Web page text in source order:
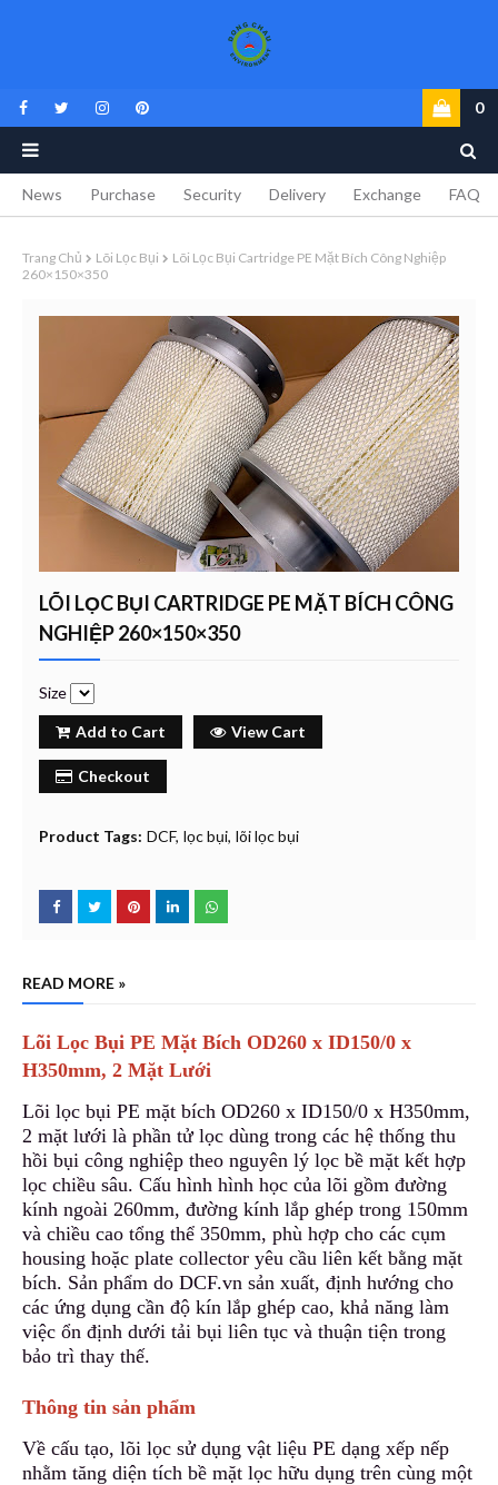
0
News Purchase Security Delivery Exchange FAQ
Trang Chủ Lõi Lọc Bụi
Lõi Lọc Bụi Cartridge PE Mặt Bích Công Nghiệp
260×150×350
LÕI LỌC BỤI CARTRIDGE PE MẶT BÍCH CÔNG
NGHIỆP 260×150×350
Size
Add to Cart View Cart
Checkout
Product Tags: DCF lọc bụi lõi lọc bụi
READ MORE »
Lõi Lọc Bụi PE Mặt Bích OD260 x ID150/0 x
H350mm, 2 Mặt Lưới
Lõi lọc bụi PE mặt bích OD260 x ID150/0 x H350mm,
2 mặt lưới là phần tử lọc dùng trong các hệ thống thu
hồi bụi công nghiệp theo nguyên lý lọc bề mặt kết hợp
lọc chiều sâu. Cấu hình hình học của lõi gồm đường
kính ngoài 260mm, đường kính lắp ghép trong 150mm
và chiều cao tổng thể 350mm, phù hợp cho các cụm
housing hoặc plate collector yêu cầu liên kết bằng mặt
bích. Sản phẩm do DCF.vn sản xuất, định hướng cho
các ứng dụng cần độ kín lắp ghép cao, khả năng làm
việc ổn định dưới tải bụi liên tục và thuận tiện trong
bảo trì thay thế.
Thông tin sản phẩm
Về cấu tạo, lõi lọc sử dụng vật liệu PE dạng xếp nếp
nhằm tăng diện tích bề mặt lọc hữu dụng trên cùng một